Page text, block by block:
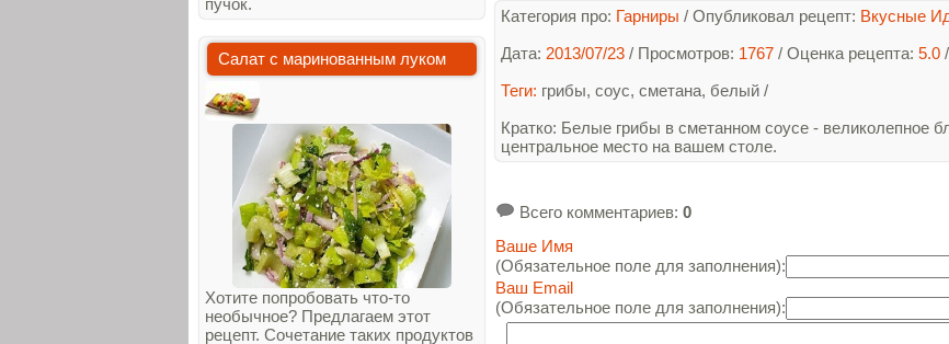
Категория про: Гарниры / Опубликовал рецепт: Вкусные
Дата: 2013/07/23 / Просмотров: 1767 / Оценка рецепта: 5.0 /
Теги: грибы, соус, сметана, белый /
Кратко: Белые грибы в сметанном соусе - великолепное
центральное место на вашем столе.
Всего комментариев: 0
Ваше Имя
(Обязательное поле для заполнения):
Ваш Email
(Обязательное поле для заполнения):
пучок.
Салат с маринованным луком
Хотите попробовать что-то
необычное? Предлагаем этот
рецепт. Сочетание таких продуктов